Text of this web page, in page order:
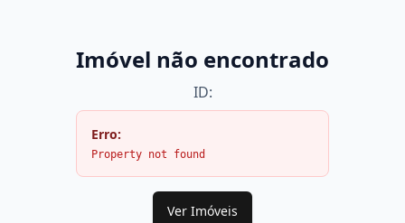
Imóvel não encontrado
ID:
Erro:
Property not found
Ver Imóveis